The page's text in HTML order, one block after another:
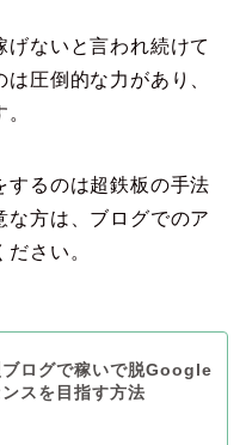
げないと言われ続けて
圧倒的な力があり、
するのは超鉄板の手法
な方は、ブログでのア
さい。
ブログで稼いで脱Google
スを目指す方法